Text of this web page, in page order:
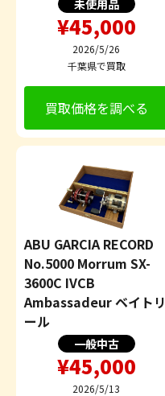
未使用品
¥45,000
2026/5/26
千葉県で買取
買取価格を調べる
ABU GARCIA RECORD
No.5000 Morrum SX-
3600C IVCB
Ambassadeur ベイトリ
ール
一般中古
¥45,000
2026/5/13